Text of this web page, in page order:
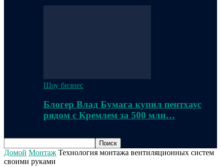
Шоу бизнес
Блогер Влад Бумага купил пентхаус
рядом с Кремлем за 500 млн…
Домой Монтаж Технология монтажа вентиляционных систем
своими руками